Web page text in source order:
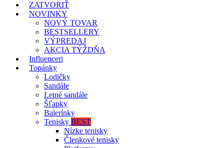
ZATVORIŤ
NOVINKY
NOVÝ TOVAR
BESTSELLERY
VÝPREDAJ
AKCIA TÝŽDŇA
Influenceri
Topánky
Lodičky
Sandále
Letné sandále
Šľapky
Balerínky
Tenisky BEST
Nízke tenisky
Členkové tenisky